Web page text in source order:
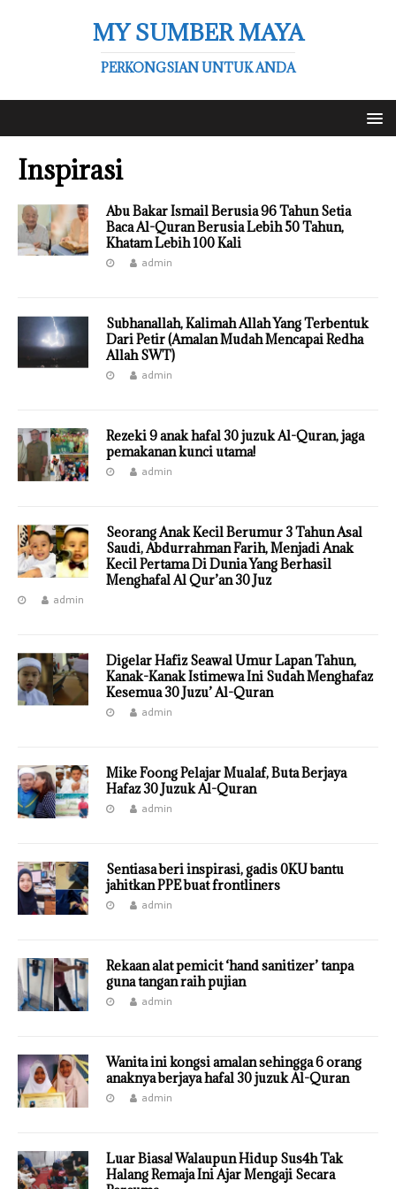
MY SUMBER MAYA
PERKONGSIAN UNTUK ANDA
Inspirasi
Abu Bakar Ismail Berusia 96 Tahun Setia
Baca Al-Quran Berusia Lebih 50 Tahun,
Khatam Lebih 100 Kali
admin
Subhanallah, Kalimah Allah Yang Terbentuk
Dari Petir (Amalan Mudah Mencapai Redha
Allah SWT)
admin
Rezeki 9 anak hafal 30 juzuk Al-Quran, jaga
pemakanan kunci utama!
admin
Seorang Anak Kecil Berumur 3 Tahun Asal
Saudi, Abdurrahman Farih, Menjadi Anak
Kecil Pertama Di Dunia Yang Berhasil
Menghafal Al Qur’an 30 Juz
admin
Digelar Hafiz Seawal Umur Lapan Tahun,
Kanak-Kanak Istimewa Ini Sudah Menghafaz
Kesemua 30 Juzu’ Al-Quran
admin
Mike Foong Pelajar Mualaf, Buta Berjaya
Hafaz 30 Juzuk Al-Quran
admin
Sentiasa beri inspirasi, gadis 0KU bantu
jahitkan PPE buat frontliners
admin
Rekaan alat pemicit ‘hand sanitizer’ tanpa
guna tangan raih pujian
admin
Wanita ini kongsi amalan sehingga 6 orang
anaknya berjaya hafal 30 juzuk Al-Quran
admin
Luar Biasa! Walaupun Hidup Sus4h Tak
Halang Remaja Ini Ajar Mengaji Secara